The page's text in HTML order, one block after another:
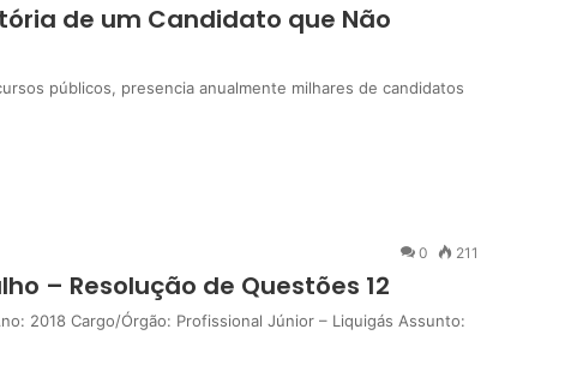
de um Candidato que Não
públicos, presencia anualmente milhares de candidatos
0 211
– Resolução de Questões 12
2018 Cargo/Órgão: Profissional Júnior – Liquigás Assunto: